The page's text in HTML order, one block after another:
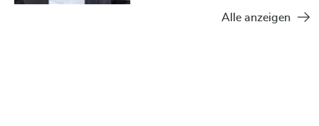
Alle anzeigen